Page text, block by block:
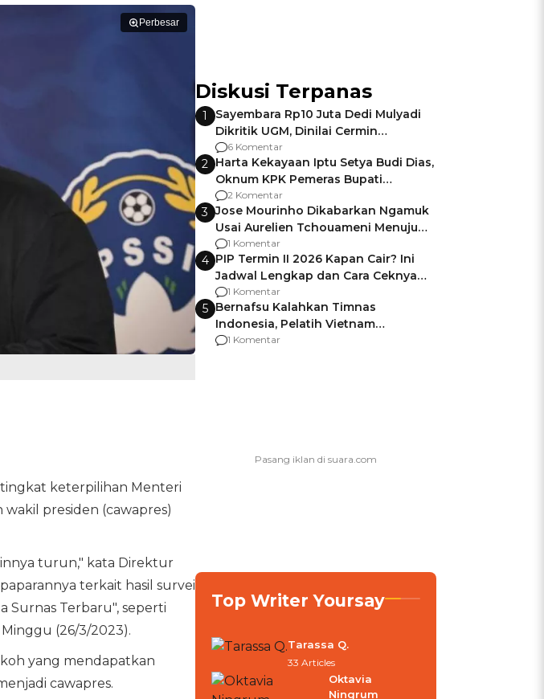
Perbesar
keterpilihan Menteri
presiden (cawapres)
turun," kata Direktur
terkait hasil survei
Surnas Terbaru", seperti
(26/3/2023).
yang mendapatkan
cawapres.
Diskusi Terpanas
1
Sayembara Rp10 Juta Dedi Mulyadi
Dikritik UGM, Dinilai Cermin
Gagalnya Negara Jamin Keamanan
6 Komentar
2 Harta Kekayaan Iptu Setya Budi Dias,
Oknum KPK Pemeras Bupati
Pemalang
2 Komentar
3 Jose Mourinho Dikabarkan Ngamuk
Usai Aurelien Tchouameni Menuju
Manchester United
1 Komentar
4 PIP Termin II 2026 Kapan Cair? Ini
Jadwal Lengkap dan Cara Ceknya
agar Dana Tidak Hangus!
1 Komentar
5 Bernafsu Kalahkan Timnas
Indonesia, Pelatih Vietnam
Berencana Pakai Jimat di Pakansari
1 Komentar
Top Writer Yoursay
Tarassa Q.
33 Articles
Oktavia
Ningrum